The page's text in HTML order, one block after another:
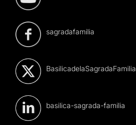
sagradafamilia
BasilicadelaSagradaFamilia
basilica-sagrada-familia